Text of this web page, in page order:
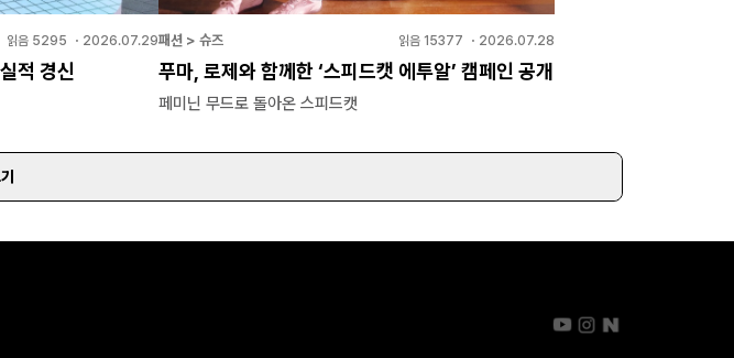
읽음 5295 ・ 2026.07.29
적 경신
패션 > 슈즈 읽음 15377 ・ 2026.07.28
푸마, 로제와 함께한 ‘스피드캣 에투알’ 캠페인 공개
페미닌 무드로 돌아온 스피드캣